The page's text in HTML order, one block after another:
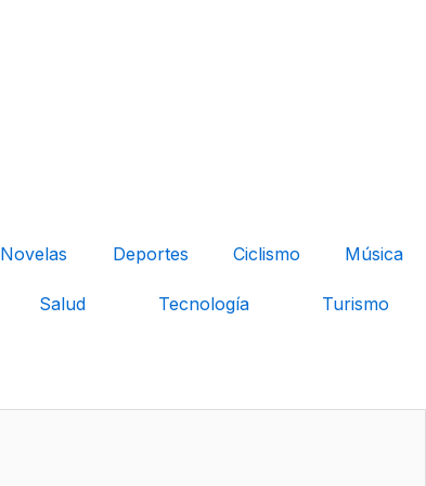
Novelas Deportes Ciclismo Música
Salud Tecnología Turismo